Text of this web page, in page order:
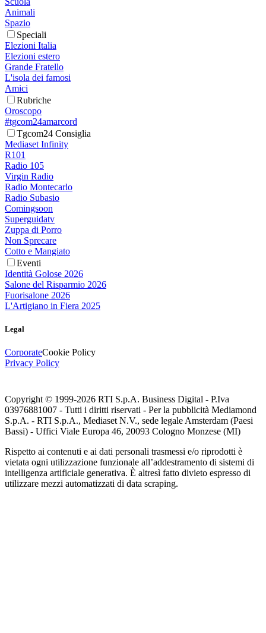
Animali
Spazio
Speciali
Elezioni Italia
Elezioni estero
Grande Fratello
L'isola dei famosi
Amici
Rubriche
Oroscopo
#tgcom24amarcord
Tgcom24 Consiglia
Mediaset Infinity
R101
Radio 105
Virgin Radio
Radio Montecarlo
Radio Subasio
Comingsoon
Superguidatv
Zuppa di Porro
Non Sprecare
Cotto e Mangiato
Eventi
Identità Golose 2026
Salone del Risparmio 2026
Fuorisalone 2026
L'Artigiano in Fiera 2025
Legal
CorporateCookie Policy
Privacy Policy
Copyright © 1999-2026 RTI S.p.A. Business Digital - P.Iva
03976881007 - Tutti i diritti riservati - Per la pubblicità Mediamond
S.p.A. - RTI S.p.A., Mediaset N.V., sede legale Amsterdam (Paesi
Bassi) - Uffici Viale Europa 46, 20093 Cologno Monzese (MI)
Rispetto ai contenuti e ai dati personali trasmessi e/o riprodotti è
vietata ogni utilizzazione funzionale all’addestramento di sistemi di
intelligenza artificiale generativa. È altresì fatto divieto espresso di
utilizzare mezzi automatizzati di data scraping.